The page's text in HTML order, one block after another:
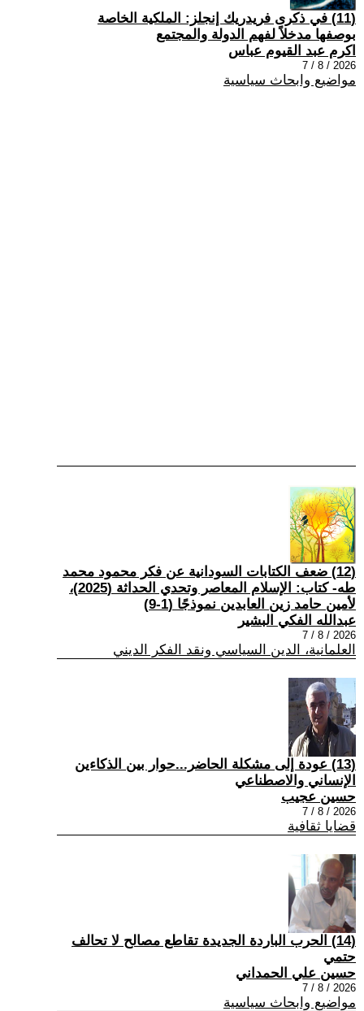
(11) في ذكرى فريدريك إنجلز: الملكية الخاصة
بوصفها مدخلاً لفهم الدولة والمجتمع
اكرم عبد القيوم عباس
2026 / 8 / 7
مواضيع وابحاث سياسية
(12) ضعف الكتابات السودانية عن فكر محمود محمد
طه- كتاب: الإسلام المعاصر وتحدي الحداثة (2025)،
لأمين حامد زين العابدين نموذجًا (1-9)
عبدالله الفكي البشير
2026 / 8 / 7
العلمانية، الدين السياسي ونقد الفكر الديني
(13) عودة إلى مشكلة الحاضر...حوار بين الذكاءين
الإنساني والاصطناعي
حسين عجيب
2026 / 8 / 7
قضايا ثقافية
(14) الحرب الباردة الجديدة تقاطع مصالح لا تحالف
حتمي
حسين علي الحمداني
2026 / 8 / 7
مواضيع وابحاث سياسية